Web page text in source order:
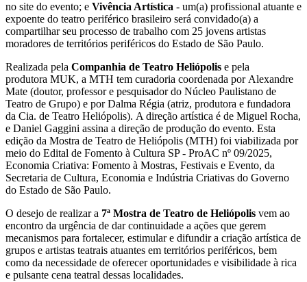
no site do evento; e Vivência Artística - um(a) profissional atuante e
expoente do teatro periférico brasileiro será convidado(a) a
compartilhar seu processo de trabalho com 25 jovens artistas
moradores de territórios periféricos do Estado de São Paulo.
Realizada pela Companhia de Teatro Heliópolis e pela
produtora MUK, a MTH tem curadoria coordenada por Alexandre
Mate (doutor, professor e pesquisador do Núcleo Paulistano de
Teatro de Grupo) e por Dalma Régia (atriz, produtora e fundadora
da Cia. de Teatro Heliópolis). A direção artística é de Miguel Rocha,
e Daniel Gaggini assina a direção de produção do evento. Esta
edição da Mostra de Teatro de Heliópolis (MTH) foi viabilizada por
meio do Edital de Fomento à Cultura SP - ProAC nº 09/2025,
Economia Criativa: Fomento à Mostras, Festivais e Evento, da
Secretaria de Cultura, Economia e Indústria Criativas do Governo
do Estado de São Paulo.
O desejo de realizar a 7ª Mostra de Teatro de Heliópolis vem ao
encontro da urgência de dar continuidade a ações que gerem
mecanismos para fortalecer, estimular e difundir a criação artística de
grupos e artistas teatrais atuantes em territórios periféricos, bem
como da necessidade de oferecer oportunidades e visibilidade à rica
e pulsante cena teatral dessas localidades.